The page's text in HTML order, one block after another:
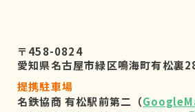
お客様がご自身の個人情報
供されるか否かは、お客様
よりますが、もしご提供さ
には、適切なサービスが提
〒458-0824
愛知県名古屋市緑区鳴海町有松裏
提携駐車場
名鉄協商 有松駅前第二（